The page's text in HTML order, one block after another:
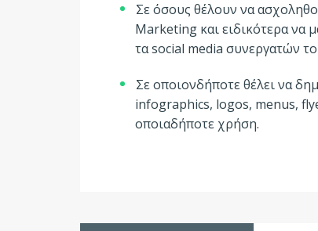
Σε όσους θέλουν να
Marketing και ειδικότερα να
τα social media συνεργατών
Σε οποιονδήποτε θέλει να
infographics, logos, menus,
οποιαδήποτε χρήση.